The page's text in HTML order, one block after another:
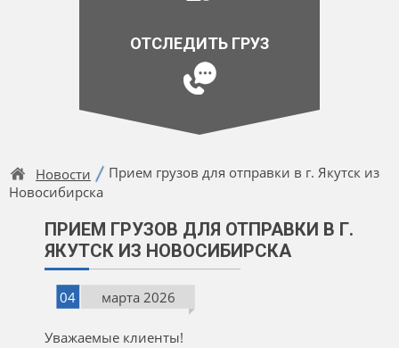
ОТСЛЕДИТЬ ГРУЗ
Новости
Прием грузов для отправки в г. Якутск из
Новосибирска
ПРИЕМ ГРУЗОВ ДЛЯ ОТПРАВКИ В Г.
ЯКУТСК ИЗ НОВОСИБИРСКА
04 марта 2026
Уважаемые клиенты!